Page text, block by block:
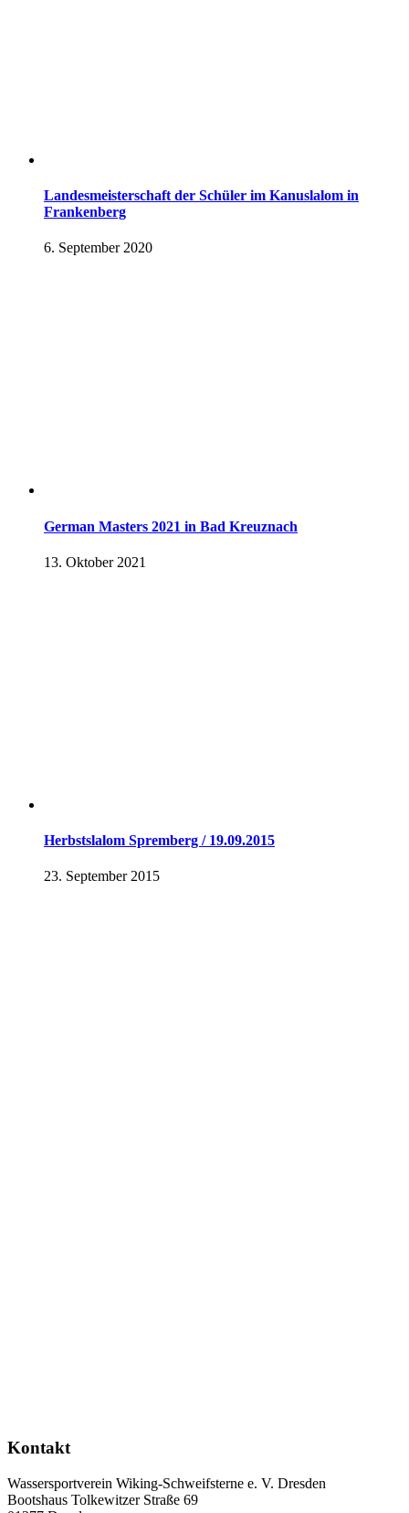
Landesmeisterschaft der Schüler im Kanuslalom in
Frankenberg
6. September 2020
German Masters 2021 in Bad Kreuznach
13. Oktober 2021
Herbstslalom Spremberg / 19.09.2015
23. September 2015
Kontakt
Wassersportverein Wiking-Schweifsterne e. V. Dresden
Bootshaus Tolkewitzer Straße 69